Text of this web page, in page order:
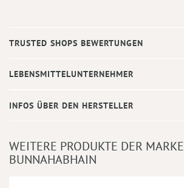
TRUSTED SHOPS BEWERTUNGEN
LEBENSMITTELUNTERNEHMER
INFOS ÜBER DEN HERSTELLER
WEITERE PRODUKTE DER MARKE
BUNNAHABHAIN